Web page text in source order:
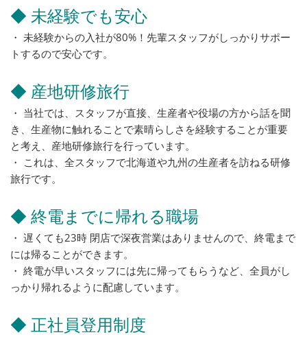
◆ 未経験でも安心
・ 未経験からの入社が80%！先輩スタッフがしっかりサポー
トするので安心です。
◆ 産地研修旅行
・ 当社では、スタッフが直接、生産者や役場の方から話を聞
き、生産物に触れることで素晴らしさを経験することが重要
と考え、産地研修旅行を行っています。
・ これは、全スタッフで北海道や九州の生産者を訪ねる研修
旅行です。
◆ 終電までに帰れる職場
・ 遅くても23時 閉店で深夜営業はありませんので、終電まで
には帰ることができます。
・ 終電が早いスタッフには先に帰ってもらうなど、全員がし
っかり帰れるように配慮しています。
◆ 正社員登用制度